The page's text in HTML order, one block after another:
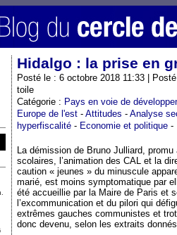
Hidalgo : la prise en
Posté le : 6 octobre 2018 11:33 |
toile
Catégorie : Pays en voie de
Europe de l'est - Attitudes - Analyse
hyperfiscalité - Economie et politique -
La démission de Bruno Julliard,
scolaires, l’animation des CAL et la
caution « jeunes » du minuscule
marié, est moins symptomatique par
été accueillie par la Maire de Paris et
l’excommunication et du pilori qui
extrêmes gauches communistes et
donc devenu, selon les extraits